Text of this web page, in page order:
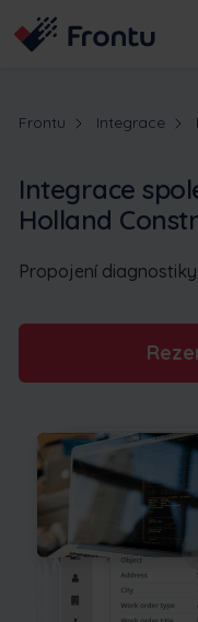
Frontu Integrace
Integrace
Holland
Propojení